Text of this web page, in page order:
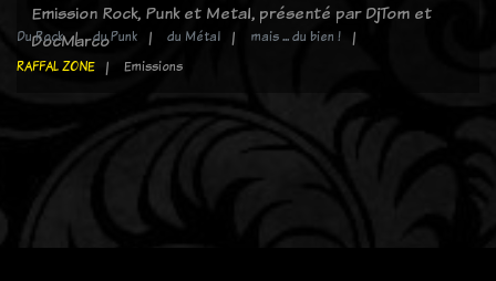
Emission Rock, Punk et Metal, présenté par DjTom et
DocMarco
Du Rock du Punk du Métal
mais ... du bien !
RAFFAL ZONE
Emissions